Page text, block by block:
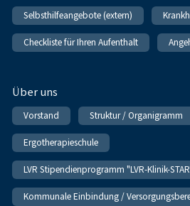
Selbsthilfeangebote (extern)
Checkliste für Ihren Aufenthalt
Über uns
Vorstand Struktur / Organigramm
Ergotherapieschule
LVR Stipendienprogramm "LVR-Klinik-
Kommunale Einbindung /